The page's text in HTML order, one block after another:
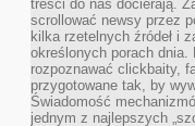
treści do nas docierają.
scrollować newsy przez
kilka rzetelnych źródeł i
określonych porach
rozpoznawać clickbaity,
przygotowane tak, by
Świadomość
jednym z najlepszych